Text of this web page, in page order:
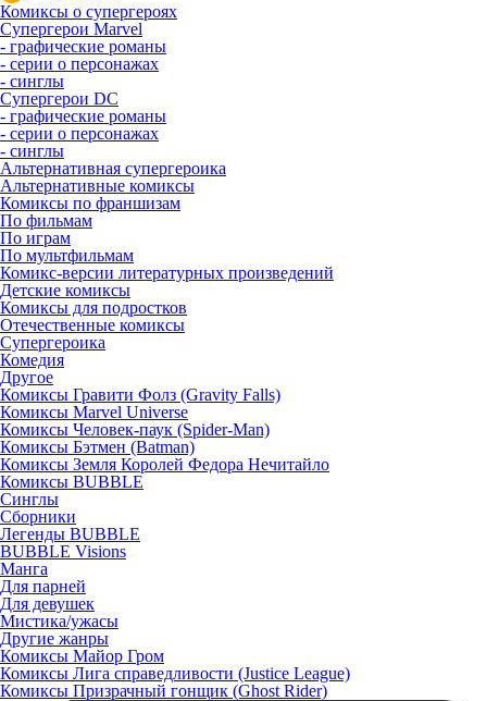
Комиксы о супергероях
Супергерои Marvel
- графические романы
- серии о персонажах
- синглы
Супергерои DC
- графические романы
- серии о персонажах
- синглы
Альтернативная супергероика
Альтернативные комиксы
Комиксы по франшизам
По фильмам
По играм
По мультфильмам
Комикс-версии литературных произведений
Детские комиксы
Комиксы для подростков
Отечественные комиксы
Супергероика
Комедия
Другое
Комиксы Гравити Фолз (Gravity Falls)
Комиксы Marvel Universe
Комиксы Человек-паук (Spider-Man)
Комиксы Бэтмен (Batman)
Комиксы Земля Королей Федора Нечитайло
Комиксы BUBBLE
Синглы
Сборники
Легенды BUBBLE
BUBBLE Visions
Манга
Для парней
Для девушек
Мистика/ужасы
Другие жанры
Комиксы Майор Гром
Комиксы Лига справедливости (Justice League)
Комиксы Призрачный гонщик (Ghost Rider)